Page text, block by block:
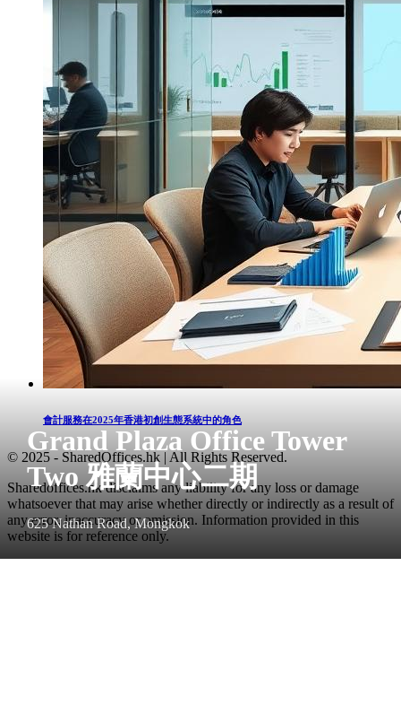
Grand Plaza Office Tower
Two 雅蘭中心二期
625 Nathan Road, Mongkok
會計服務在2025年香港初創生態系統中的角色
© 2025 - SharedOffices.hk | All Rights Reserved.
Sharedoffices.hk disclaims any liability for any loss or damage
whatsoever that may arise whether directly or indirectly as a result of
any error, inaccuracy or omission. Information provided in this
website is for reference only.